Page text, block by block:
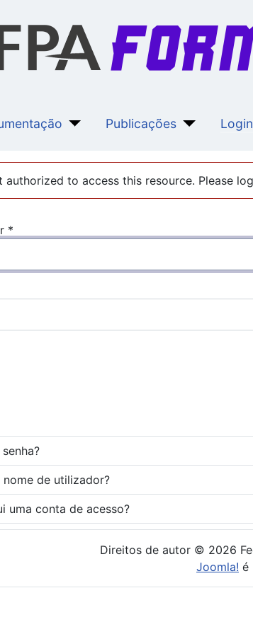
Publicações Login
authorized to access this resource. Please
*
nome de utilizador?
uma conta de acesso?
Direitos de autor © 2026
Joomla! é